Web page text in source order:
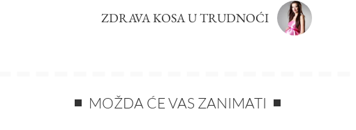
ZDRAVA KOSA U TRUDNOĆI
MOŽDA ĆE VAS ZANIMATI